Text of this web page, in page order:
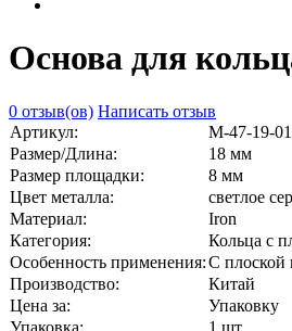
Основа для
0 отзыв(ов) Написать отзыв
Артикул:
М-47-19-01
Размер/Длина:
18 мм
Размер площадки:
8 мм
Цвет металла:
светлое
Материал:
Iron
Категория:
Кольца с
Особенность применения:С плоской
Производство:
Китай
Цена за:
Упаковку
Упаковка:
1 шт